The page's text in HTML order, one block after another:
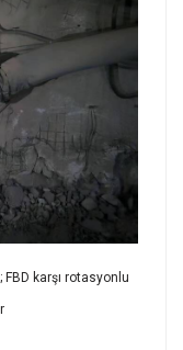
karşı rotasyonlu